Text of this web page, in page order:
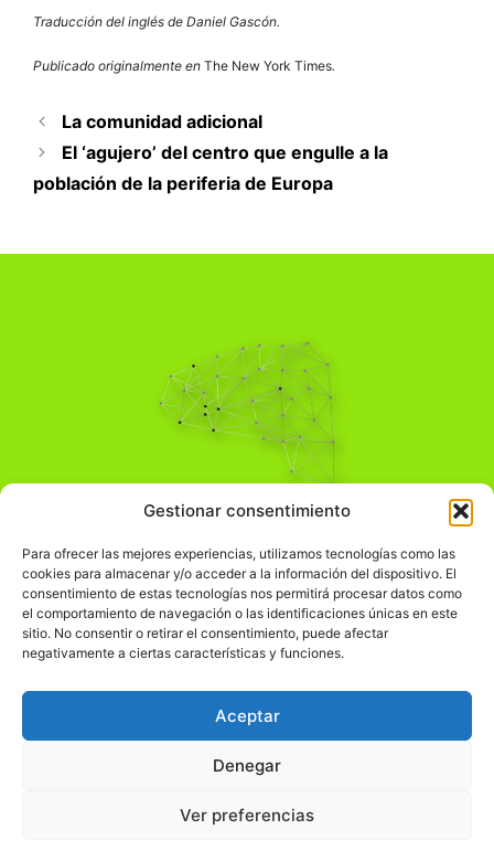
Gestionar consentimiento
Para ofrecer las mejores experiencias, utilizamos tecnologías como las
cookies para almacenar y/o acceder a la información del dispositivo. El
consentimiento de estas tecnologías nos permitirá procesar datos como
el comportamiento de navegación o las identificaciones únicas en este
sitio. No consentir o retirar el consentimiento, puede afectar
negativamente a ciertas características y funciones.
Aceptar
Denegar
Ver preferencias
Traducción del inglés de Daniel Gascón.
Publicado originalmente en The New York Times.
La comunidad adicional
El ‘agujero’ del centro que engulle a la
población de la periferia de Europa
Pensamiento Crítico
Comprender el mundo para transformarlo.
Información Legal
჻Política de privacidad
Política de cookies